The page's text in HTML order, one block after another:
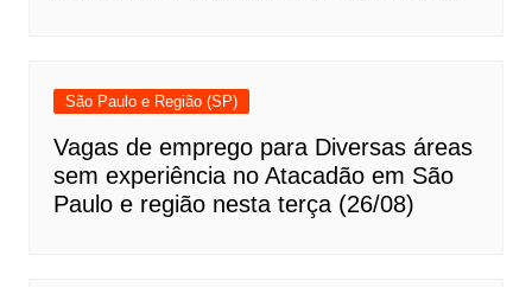
São Paulo e Região (SP)
Vagas de emprego para Diversas áreas
sem experiência no Atacadão em São
Paulo e região nesta terça (26/08)